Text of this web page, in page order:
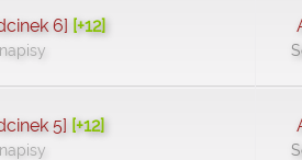
6] [+12]
5] [+12]